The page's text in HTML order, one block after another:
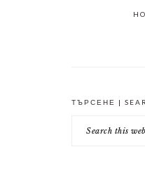
SIDEBAR
ТЪРСЕНЕ |
this